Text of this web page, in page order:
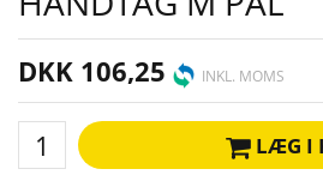
DKK 106,25 INKL. MOMS
LÆG I